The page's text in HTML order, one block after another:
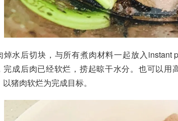
焯水后切块，与所有煮肉材料一起放入instant
完成后肉已经软烂，捞起晾干水分。也可以用
猪肉软烂为完成目标。